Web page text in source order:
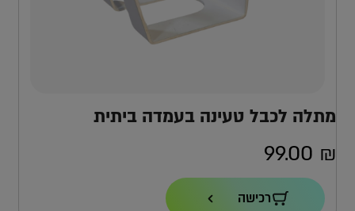
מתלה לכבל טעינה בעמדה ביתית
99.00 ₪
רכישה